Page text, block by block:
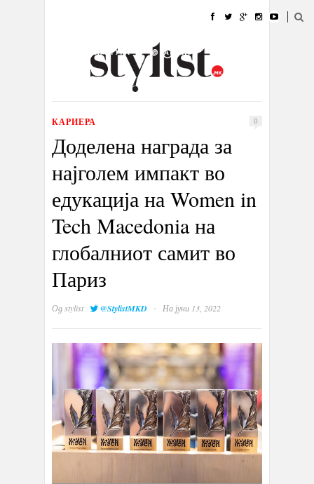
УБАВИНА
КУЛТУРА @РАБОТА
ИЗЛОГ
КАРИЕРА 0
Доделена награда за
најголем импакт во
едукација на Women in
Tech Macedonia на
глобалниот самит во
Париз
Одstylist @StylistMKD · На јуни 13, 2022